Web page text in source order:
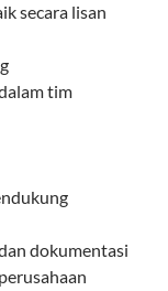
secara lisan
tim
dokumentasi